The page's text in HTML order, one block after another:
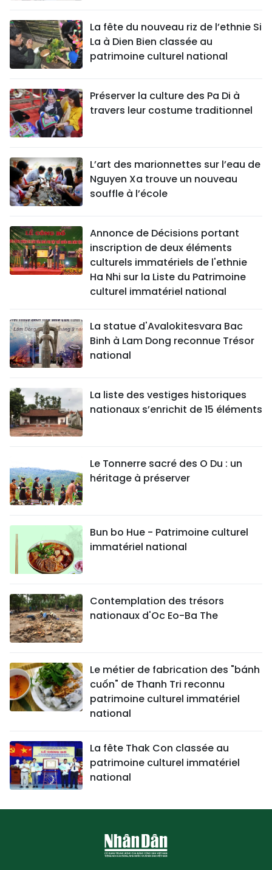
La fête du nouveau riz de l’ethnie Si
La à Dien Bien classée au
patrimoine culturel national
Préserver la culture des Pa Di à
travers leur costume traditionnel
L’art des marionnettes sur l’eau de
Nguyen Xa trouve un nouveau
souffle à l’école
Annonce de Décisions portant
inscription de deux éléments
culturels immatériels de l'ethnie
Ha Nhi sur la Liste du Patrimoine
culturel immatériel national
La statue d'Avalokitesvara Bac
Binh à Lam Dong reconnue Trésor
national
La liste des vestiges historiques
nationaux s’enrichit de 15 éléments
Le Tonnerre sacré des O Du : un
héritage à préserver
Bun bo Hue - Patrimoine culturel
immatériel national
Contemplation des trésors
nationaux d'Oc Eo-Ba The
Le métier de fabrication des "bánh
cuốn" de Thanh Tri reconnu
patrimoine culturel immatériel
national
La fête Thak Con classée au
patrimoine culturel immatériel
national